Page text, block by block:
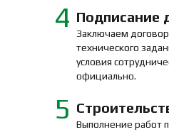
Подписание
Заключаем
технического
условия
официально.
4
Выполнение работ
5